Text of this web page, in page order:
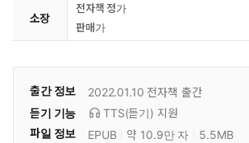
소장
전자책 정가
판매가
출간 정보 2022.01.10 전자책 출간
듣기 기능
TTS(듣기) 지원
파일 정보
EPUB 약 10.9만 자
5.5MB